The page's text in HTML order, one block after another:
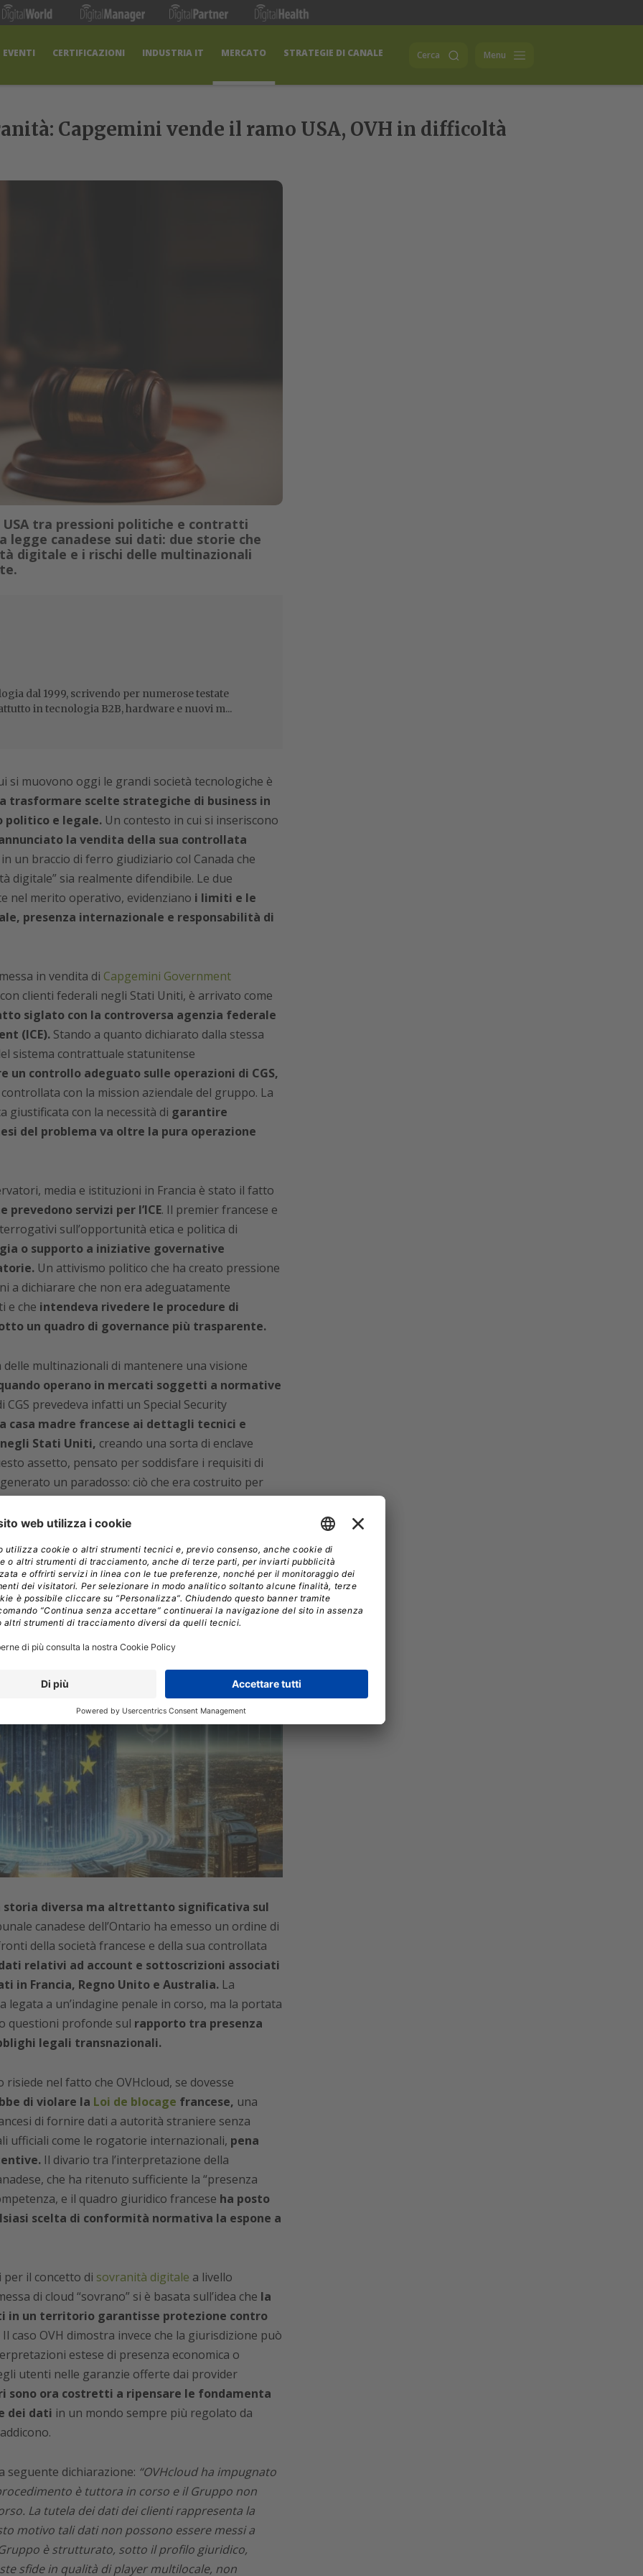
EVENTI CERTIFICAZIONI INDUSTRIA IT MERCATO STRATEGIE DI CANALE Cerca Menu
Capgemini vende il ramo USA, OVH in difficoltà
tra pressioni politiche e contratti
legge canadese sui dati: due storie che
digitale e i rischi delle multinazionali
dal 1999, scrivendo per numerose testate
in tecnologia B2B, hardware e nuovi m...
si muovono oggi le grandi società tecnologiche è
trasformare scelte strategiche di business in
politico e legale.Un contesto in cui si inseriscono
la vendita della sua controllata
un braccio di ferro giudiziario col Canada che
digitale” sia realmente difendibile. Le due
nel merito operativo, evidenziano i limiti e le
presenza internazionale e responsabilità di
in vendita di Capgemini Government
clienti federali negli Stati Uniti, è arrivato come
siglato con la controversa agenzia federale
(ICE).Stando a quanto dichiarato dalla stessa
sistema contrattuale statunitense
un controllo adeguato sulle operazioni di CGS,
con la mission aziendale del gruppo. La
giustificata con la necessità di garantire
del problema va oltre la pura operazione
media e istituzioni in Francia è stato il fatto
servizi per l’ICE. Il premier francese e
sull’opportunità etica e politica di
o supporto a iniziative governative
Un attivismo politico che ha creato pressione
a dichiarare che non era adeguatamente
e che intendeva rivedere le procedure di
un quadro di governance più trasparente.
delle multinazionali di mantenere una visione
operano in mercati soggetti a normative
prevedeva infatti un Special Security
casa madre francese ai dettagli tecnici e
Stati Uniti, creando una sorta di enclave
assetto, pensato per soddisfare i requisiti di
un paradosso: ciò che era costruito per
legale
storia diversa ma altrettanto significativa sul
canadese dell’Ontario ha emesso un ordine di
della società francese e della sua controllata
relativi ad account e sottoscrizioni associati
in Francia, Regno Unito e Australia.La
legata a un’indagine penale in corso, ma la portata
questioni profonde sul rapporto tra presenza
legali transnazionali.
nel fatto che OVHcloud, se dovesse
di violare la Loi de blocage francese, una
di fornire dati a autorità straniere senza
ufficiali come le rogatorie internazionali, pena
Il divario tra l’interpretazione della
che ha ritenuto sufficiente la “presenza
e il quadro giuridico francese ha posto
scelta di conformità normativa la espone a
per il concetto di sovranità digitale a livello
di cloud “sovrano” si è basata sull’idea che la
in un territorio garantisse protezione contro
Il caso OVH dimostra invece che la giurisdizione può
estese di presenza economica o
utenti nelle garanzie offerte dai provider
sono ora costretti a ripensare le fondamenta
dei dati in un mondo sempre più regolato da
seguente dichiarazione: “OVHcloud ha impugnato
è tuttora in corso e il Gruppo non
La tutela dei dati dei clienti rappresenta la
motivo tali dati non possono essere messi a
è strutturato, sotto il profilo giuridico,
sfide in qualità di player multilocale, non